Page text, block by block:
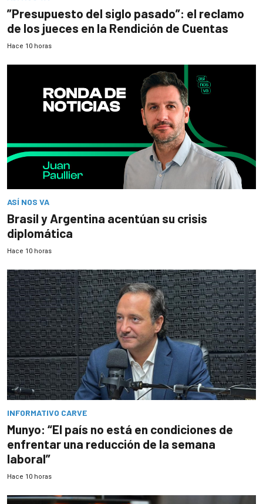
”Presupuesto del siglo pasado”: el reclamo
de los jueces en la Rendición de Cuentas
Hace 10 horas
ASÍ NOS VA
Brasil y Argentina acentúan su crisis
diplomática
Hace 10 horas
INFORMATIVO CARVE
Munyo: “El país no está en condiciones de
enfrentar una reducción de la semana
laboral”
Hace 10 horas